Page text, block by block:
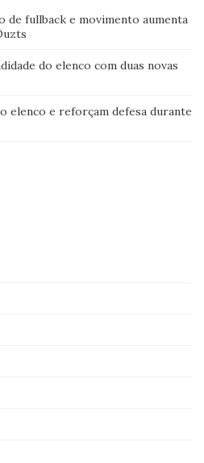
de fullback e movimento aumenta
do elenco com duas novas
elenco e reforçam defesa durante